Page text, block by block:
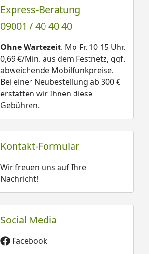
Express-Beratung
09001 / 40 40 40
Ohne Wartezeit. Mo-Fr. 10-15 Uhr.
0,69 €/Min. aus dem Festnetz, ggf.
abweichende Mobilfunkpreise.
Bei einer Neubestellung ab 300 €
erstatten wir Ihnen diese
Gebühren.
Kontakt-Formular
Wir freuen uns auf Ihre
Nachricht!
Social Media
Facebook